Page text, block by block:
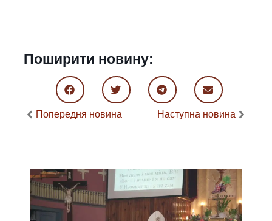
Поширити новину:
Попередня новина Наступна новина